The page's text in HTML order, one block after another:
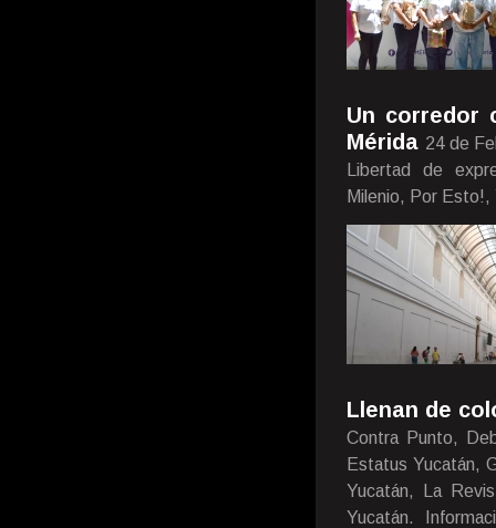
Un corredor
Mérida 24 de
Libertad de
Milenio, Por Esto!,
Llenan de
Contra Punto,
Estatus Yucatán,
Yucatán, La
Yucatán.